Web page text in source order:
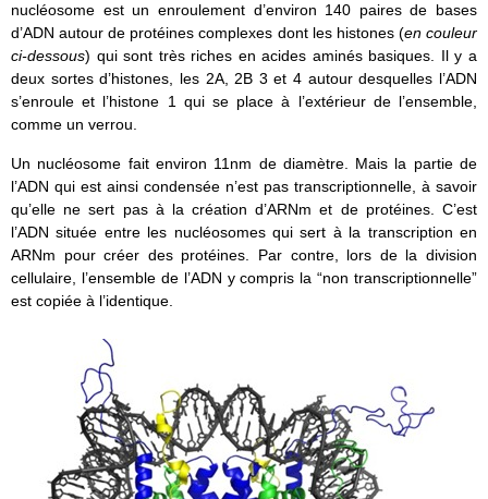
nucléosome est un enroulement d’environ 140 paires de bases
d’ADN autour de protéines complexes dont les histones (en couleur
ci-dessous) qui sont très riches en acides aminés basiques. Il y a
deux sortes d’histones, les 2A, 2B 3 et 4 autour desquelles l’ADN
s’enroule et l’histone 1 qui se place à l’extérieur de l’ensemble,
comme un verrou.
Un nucléosome fait environ 11nm de diamètre. Mais la partie de
l’ADN qui est ainsi condensée n’est pas transcriptionnelle, à savoir
qu’elle ne sert pas à la création d’ARNm et de protéines. C’est
l’ADN située entre les nucléosomes qui sert à la transcription en
ARNm pour créer des protéines. Par contre, lors de la division
cellulaire, l’ensemble de l’ADN y compris la “non transcriptionnelle”
est copiée à l’identique.